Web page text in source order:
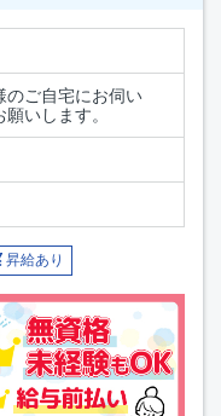
のご自宅にお伺い
いします。
昇給あり